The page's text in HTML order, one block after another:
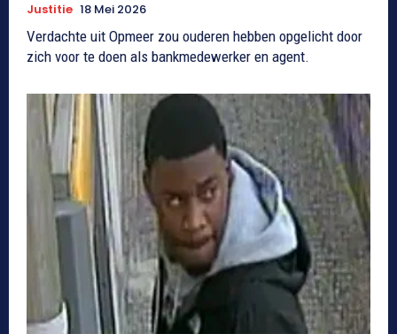
Justitie 18 Mei 2026
Verdachte uit Opmeer zou ouderen hebben opgelicht door
zich voor te doen als bankmedewerker en agent.